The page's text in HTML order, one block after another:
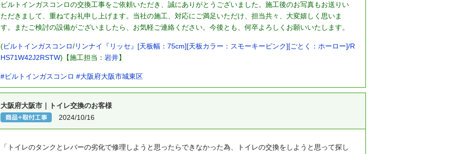
ビルトインガスコンロの交換工事をご依頼いただき、誠にありがとうございました。施工後のお写真もお送りい
ただきまして、重ねてお礼申し上げます。当社の施工、対応にご満足いただけ、担当共々、大変嬉しく思いま
す。またご検討の設備がございましたら、お気軽ご連絡ください。今後とも、何卒よろしくお願いいたします。
(ビルトインガスコンロ/リンナイ『リッセ』[天板幅：75cm][天板カラー：スモーキーピンク][ごとく：ホーロー]/R
HS71W42J2RSTW)【施工担当： 岩井】
#ビルトインガスコンロ #大阪府大阪市城東区
大阪府大阪市｜トイレ交換のお客様
2024/10/16
「トイレのタンクとレバーの劣化で修理しようと思ったらできなかった為、トイレの交換をしようと思って探し